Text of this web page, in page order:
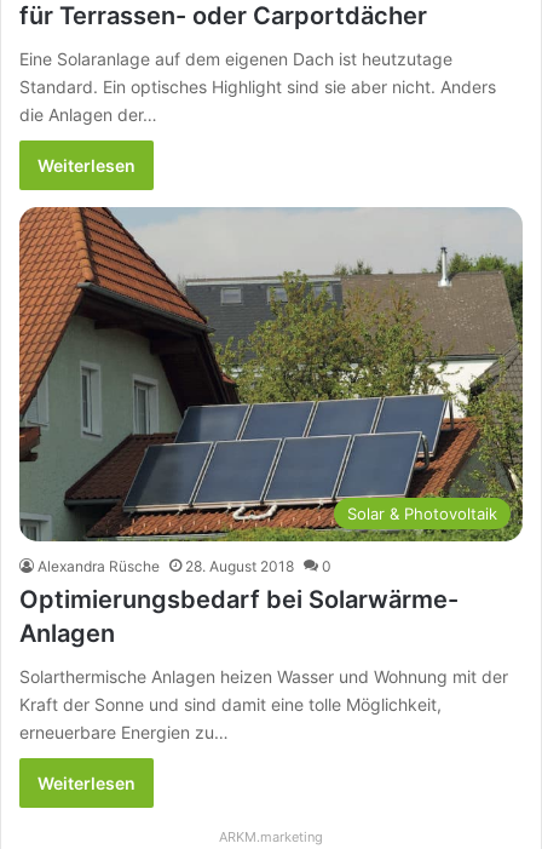
für Terrassen- oder Carportdächer
Eine Solaranlage auf dem eigenen Dach ist heutzutage
Standard. Ein optisches Highlight sind sie aber nicht. Anders
die Anlagen der…
Weiterlesen
Solar & Photovoltaik
Alexandra Rüsche 28. August 2018 0
Optimierungsbedarf bei Solarwärme-
Anlagen
Solarthermische Anlagen heizen Wasser und Wohnung mit der
Kraft der Sonne und sind damit eine tolle Möglichkeit,
erneuerbare Energien zu…
Weiterlesen
ARKM.marketing